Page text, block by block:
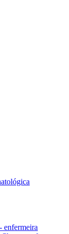
enfermeira